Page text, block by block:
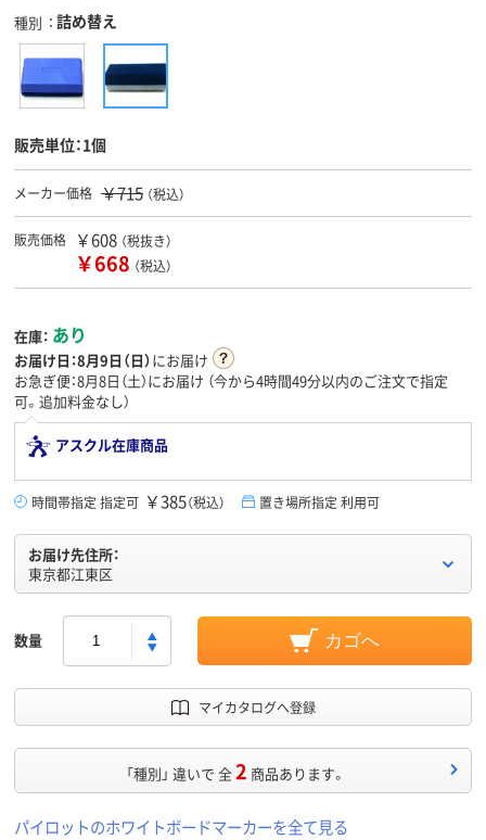
種別 詰め替え
販売単位：1個
メーカー価格 ￥715 （税込）
販売価格 ￥608 （税抜き）
￥668 （税込）
在庫： あり
お届け日：8月9日（日）にお届け
お急ぎ便：8月8日（土）にお届け （今から4時間49分以内のご注文で指定
可。追加料金なし）
アスクル在庫商品
時間帯指定 指定可 ￥385（税込） 置き場所指定 利用可
お届け先住所：
東京都江東区
数量 カゴへ
マイカタログへ登録
「種別」 違いで 全2 商品あります。
パイロットのホワイトボードマーカーを全て見る